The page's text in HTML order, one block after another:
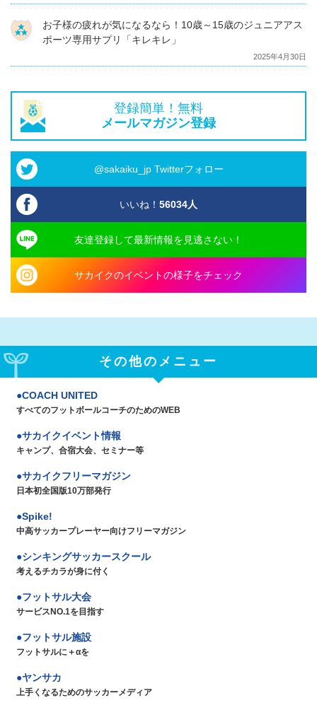
お子様の疲れが気になるなら！10歳～15歳のジュニアアス
ポーツ専用サプリ「キレキレ」
2025年4月30日
登録簡単！無料
メールマガジン登録
@sakaiku_jp Twitterフォロー
いいね！ 56034人
友達登録して最新情報を見逃さない！
サカイクのイベントの様子をチェック
その他のメニュー
COACH UNITED
すべてのフットボールコーチのためのWEB
サカイクイベント情報
キャンプ、合宿大会、セミナー等
サカイクフリーマガジン
日本初全国版10万部発行
Spike!
中高サッカープレーヤー向けフリーマガジン
シンキングサッカースクール
考えるチカラが身に付く
フットサル大会
サービスNO.1を目指す
フットサル施設
フットサルに＋αを
ヤンサカ
上手くなるためのサッカーメディア